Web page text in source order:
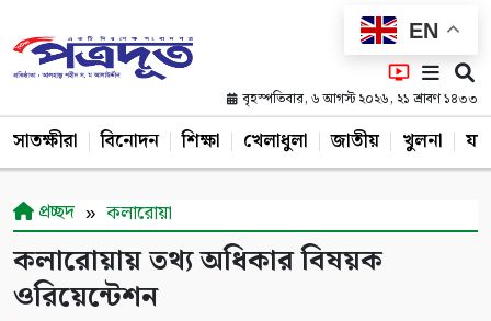
EN
বৃহস্পতিবার, ৬ আগস্ট ২০২৬, ২১ শ্রাবণ ১৪৩৩
সাতক্ষীরা বিনোদন শিক্ষা খেলাধুলা জাতীয় খুলনা
প্রচ্ছদ কলারোয়া
কলারোয়ায় তথ্য অধিকার বিষয়ক
ওরিয়েন্টেশন